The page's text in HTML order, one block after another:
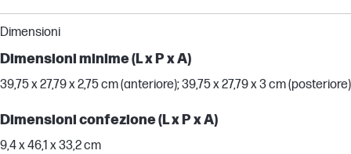
Dimensioni
Dimensioni minime (L x P x A)
39,75 x 27,79 x 2,75 cm (anteriore); 39,75 x 27,79 x 3 cm (posteriore)
Dimensioni confezione (L x P x A)
9,4 x 46,1 x 33,2 cm